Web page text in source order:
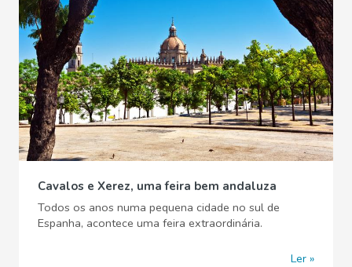
Cavalos e Xerez, uma feira bem andaluza
Todos os anos numa pequena cidade no sul de
Espanha, acontece uma feira extraordinária.
Ler